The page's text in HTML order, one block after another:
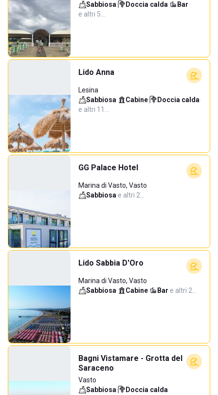
Sabbiosa· Doccia calda· Bar·
e altri 5…
Lido Anna
Lesina
Sabbiosa· Cabine· Doccia calda·
e altri 11…
GG Palace Hotel
Marina di Vasto, Vasto
Sabbiosa·e altri 2…
Lido Sabbia D'Oro
Marina di Vasto, Vasto
Sabbiosa· Cabine· Bar·e altri 2…
Bagni Vistamare - Grotta del
Saraceno
Vasto
Sabbiosa· Doccia calda·